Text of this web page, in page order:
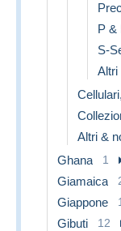
Altri
Altri &
Ghana 1
Giamaica
Giappone
Gibuti 12